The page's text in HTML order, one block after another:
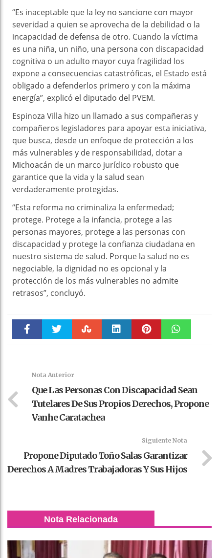
“Es inaceptable que la ley no sancione con mayor
severidad a quien se aprovecha de la debilidad o la
incapacidad de defensa de otro. Cuando la víctima
es una niña, un niño, una persona con discapacidad
cognitiva o un adulto mayor cuya fragilidad los
expone a consecuencias catastróficas, el Estado está
obligado a defenderlos primero y con la máxima
energía”, explicó el diputado del PVEM.
Espinoza Villa hizo un llamado a sus compañeras y
compañeros legisladores para apoyar esta iniciativa,
que busca, desde un enfoque de protección a los
más vulnerables y de responsabilidad, dotar a
Michoacán de un marco jurídico robusto que
garantice que la vida y la salud sean
verdaderamente protegidas.
“Esta reforma no criminaliza la enfermedad;
protege. Protege a la infancia, protege a las
personas mayores, protege a las personas con
discapacidad y protege la confianza ciudadana en
nuestro sistema de salud. Porque la salud no es
negociable, la dignidad no es opcional y la
protección de los más vulnerables no admite
retrasos”, concluyó.
Nota Anterior
Que Las Personas Con Discapacidad Sean
Tutelares De Sus Propios Derechos, Propone
Vanhe Caratachea
Siguiente Nota
Propone Diputado Toño Salas Garantizar
Derechos A Madres Trabajadoras Y Sus Hijos
Nota Relacionada